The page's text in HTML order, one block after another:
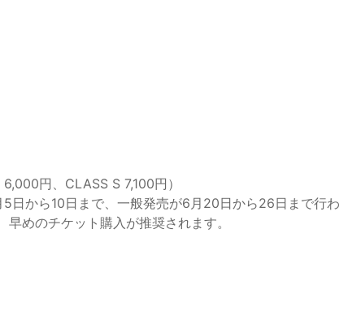
円、CLASS S 7,100円）
日から10日まで、一般発売が6月20日から26日まで行わ
めのチケット購入が推奨されます。